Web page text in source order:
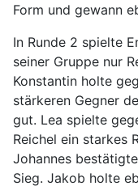
Form und gewann
In Runde 2 spielte
seiner Gruppe nur
Konstantin holte
stärkeren Gegner
gut. Lea spielte
Reichel ein starkes
Johannes
Sieg. Jakob holte